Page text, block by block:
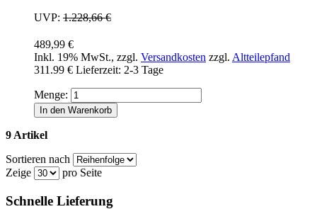
UVP: 1.228,66 €
489,99 €
Inkl. 19% MwSt., zzgl. Versandkosten zzgl. Altteilepfand
311.99 € Lieferzeit: 2-3 Tage
Menge:
In den Warenkorb
9 Artikel
Sortieren nach
Zeige
pro Seite
Schnelle Lieferung